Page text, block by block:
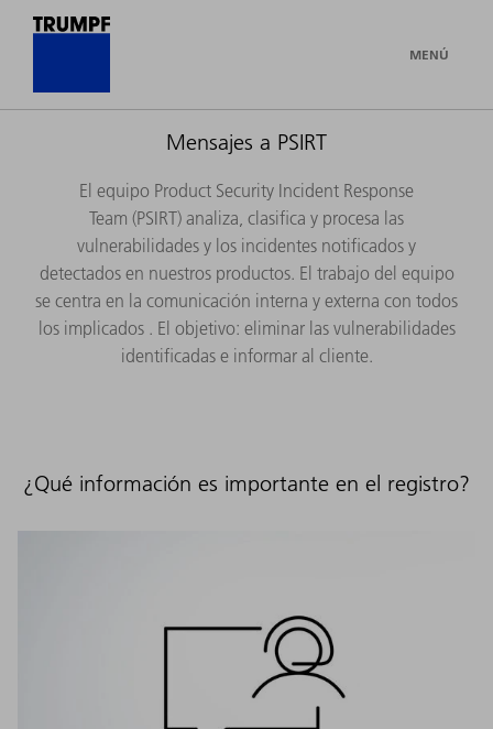
MENÚ
Mensajes a PSIRT
El equipo Product Security Incident Response
Team (PSIRT) analiza, clasifica y procesa las
vulnerabilidades y los incidentes notificados y
detectados en nuestros productos. El trabajo del equipo
se centra en la comunicación interna y externa con todos
los implicados . El objetivo: eliminar las vulnerabilidades
identificadas e informar al cliente.
¿Qué información es importante en el registro?